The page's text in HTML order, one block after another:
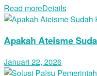
Read moreDetails
Apakah Ateisme
Januari 22, 2026